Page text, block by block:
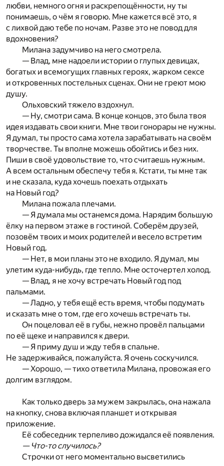
любви, немного огня и раскрепощённости, ну ты
понимаешь, о чём я говорю. Мне кажется всё это, я
с лихвой даю тебе по ночам. Разве это не повод для
вдохновения?
Милана задумчиво на него смотрела.
— Влад, мне надоели истории о глупых девицах,
богатых и всемогущих главных героях, жарком сексе
и откровенных постельных сценах. Они не греют мою
душу.
Ольховский тяжело вздохнул.
— Ну, смотри сама. В конце концов, это была твоя
идея издавать свои книги. Мне твои гонорары не нужны.
Я думал, ты просто сама хотела зарабатывать на своём
творчестве. Ты вполне можешь обойтись и без них.
Пиши в своё удовольствие то, что считаешь нужным.
А всем остальным обеспечу тебя я. Кстати, ты мне так
и не сказала, куда хочешь поехать отдыхать
на Новый год?
Милана пожала плечами.
— Я думала мы останемся дома. Нарядим большую
ёлку на первом этаже в гостиной. Соберём друзей,
позовём твоих и моих родителей и весело встретим
Новый год.
— Нет, в мои планы это не входило. Я думал, мы
улетим куда-нибудь, где тепло. Мне осточертел холод.
— Влад, я не хочу встречать Новый год под
пальмами.
— Ладно, у тебя ещё есть время, чтобы подумать
и сказать мне о том, где его хочешь встречать ты.
Он поцеловал её в губы, нежно провёл пальцами
по её щеке и направился к двери.
— Я приму душ и жду тебя в спальне.
Не задерживайся, пожалуйста. Я очень соскучился.
— Хорошо, — тихо ответила Милана, провожая его
долгим взглядом.
Как только дверь за мужем закрылась, она нажала
на кнопку, снова включая планшет и открывая
приложение.
Её собеседник терпеливо дожидался её появления.
— Что-то случилось?
Строчки от него моментально высветились